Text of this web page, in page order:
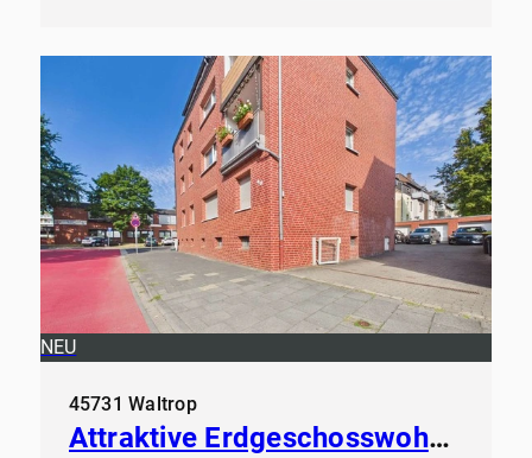
NEU
45731 Waltrop
Attraktive Erdgeschosswohnung in gepflegtem Mehrfamilienhaus